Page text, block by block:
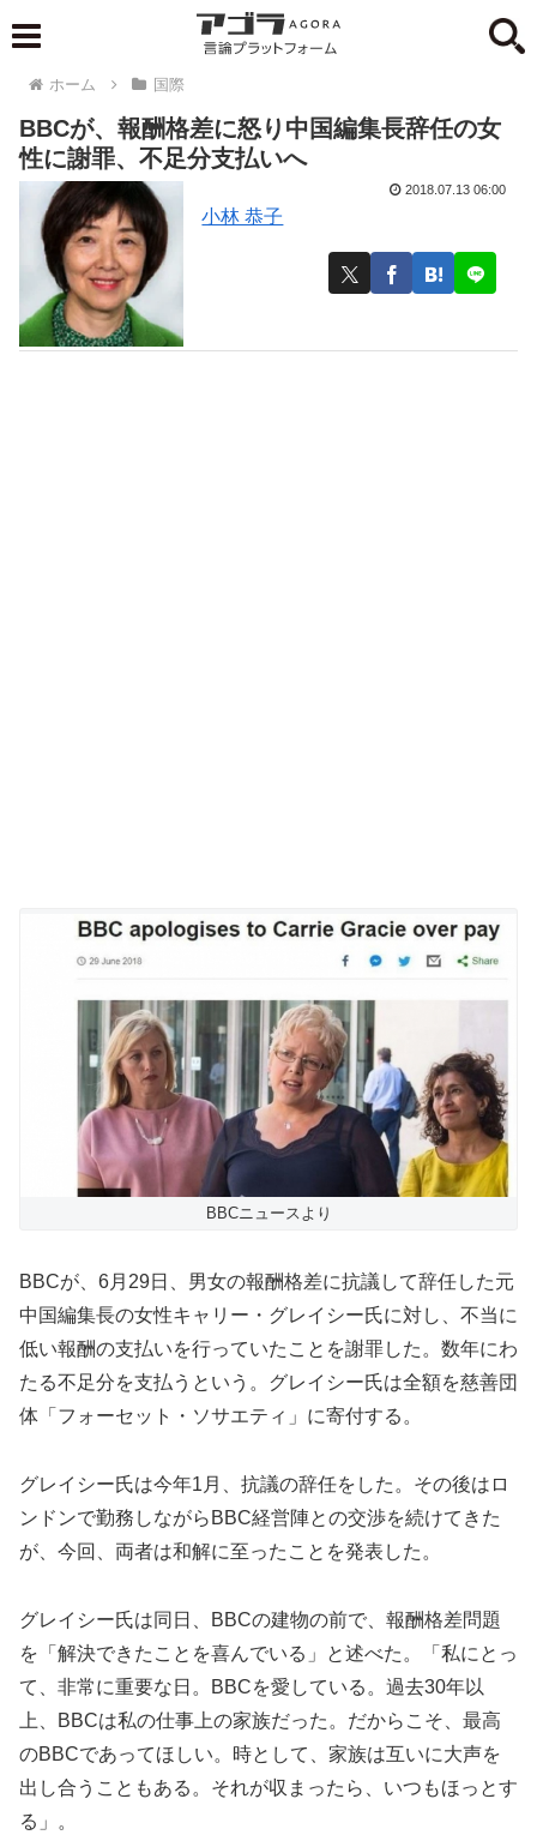
ホーム 国際
BBCが、報酬格差に怒り中国編集長辞任の女
性に謝罪、不足分支払いへ
小林 恭子
2018.07.13 06:00
BBCニュースより
BBCが、6月29日、男女の報酬格差に抗議して辞任した元
中国編集長の女性キャリー・グレイシー氏に対し、不当に
低い報酬の支払いを行っていたことを謝罪した。数年にわ
たる不足分を支払うという。グレイシー氏は全額を慈善団
体「フォーセット・ソサエティ」に寄付する。
グレイシー氏は今年1月、抗議の辞任をした。その後はロ
ンドンで勤務しながらBBC経営陣との交渉を続けてきた
が、今回、両者は和解に至ったことを発表した。
グレイシー氏は同日、BBCの建物の前で、報酬格差問題
を「解決できたことを喜んでいる」と述べた。「私にとっ
て、非常に重要な日。BBCを愛している。過去30年以
上、BBCは私の仕事上の家族だった。だからこそ、最高
のBBCであってほしい。時として、家族は互いに大声を
出し合うこともある。それが収まったら、いつもほっとす
る」。